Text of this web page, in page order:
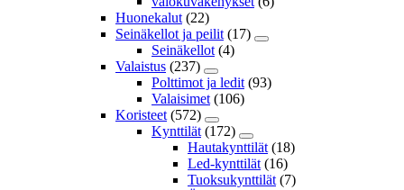
Huonekalut (22)
Seinäkellot ja peilit (17)
Seinäkellot (4)
Valaistus (237)
Polttimot ja ledit (93)
Valaisimet (106)
Koristeet (572)
Kynttilät (172)
Hautakynttilät (18)
Led-kynttilät (16)
Tuoksukynttilät (7)